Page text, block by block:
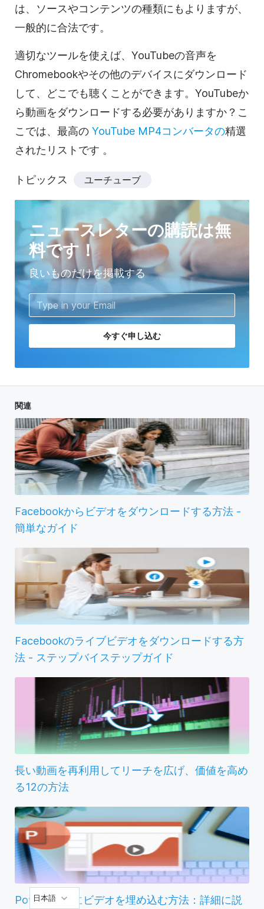
は、ソースやコンテンツの種類にもよりますが、
一般的に合法です。
適切なツールを使えば、YouTubeの音声を
Chromebookやその他のデバイスにダウンロード
して、どこでも聴くことができます。YouTubeか
ら動画をダウンロードする必要がありますか？こ
こでは、最高の YouTube MP4コンバータの精選
されたリストです 。
トピックス ユーチューブ
ニュースレターの購読は無
料です！
良いものだけを掲載する
今すぐ申し込む
関連
Facebookからビデオをダウンロードする方法 -
簡単なガイド
Facebookのライブビデオをダウンロードする方
法 - ステップバイステップガイド
長い動画を再利用してリーチを広げ、価値を高め
る12の方法
PowerPointにビデオを埋め込む方法：詳細に説
日本語